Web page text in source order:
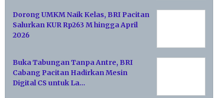
Dorong UMKM Naik Kelas, BRI Pacitan
Salurkan KUR Rp263 M hingga April
2026
Buka Tabungan Tanpa Antre, BRI
Cabang Pacitan Hadirkan Mesin
Digital CS untuk La…